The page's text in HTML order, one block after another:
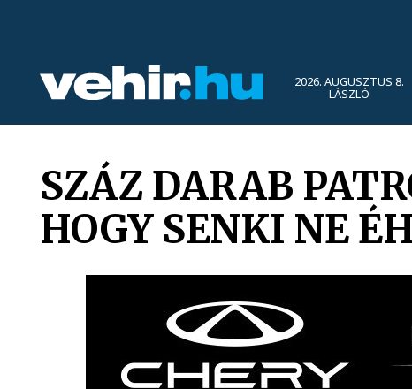
2026. AUGUSZTUS 8.
LÁSZLÓ
SZÁZ DARAB
HOGY SENKI NE